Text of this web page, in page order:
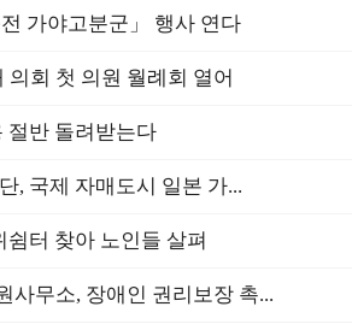
전 가야고분군」 행사 연다
의회 첫 의원 월례회 열어
절반 돌려받는다
, 국제 자매도시 일본 가...
터 찾아 노인들 살펴
사무소, 장애인 권리보장 촉...